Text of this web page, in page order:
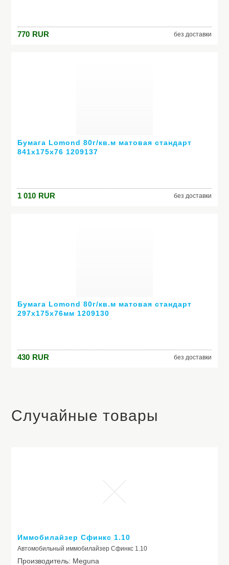
770 RUR без доставки
Бумага Lomond 80г/кв.м матовая стандарт
841x175x76 1209137
1 010 RUR без доставки
Бумага Lomond 80г/кв.м матовая стандарт
297x175x76мм 1209130
430 RUR без доставки
Случайные товары
Иммобилайзер Сфинкс 1.10
Автомобильный иммобилайзер Сфинкс 1.10
Производитель: Meguna